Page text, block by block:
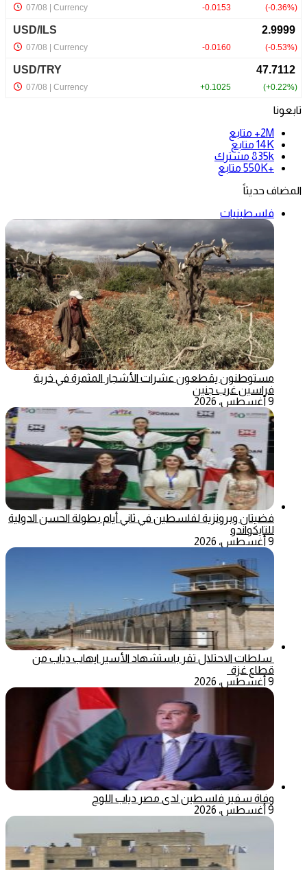
تابعونا
2M+
متابع
14K متابع
835k مشترك
+550K
متابع
المضاف حديثاً
فلسطينيات
مستوطنون يقطعون عشرات الأشجار المثمرة في خربة
فراسين غرب جنين
9 أغسطس، 2026
فضيتان وبرونزية لفلسطين في ثاني أيام بطولة الحسن الدولية
للتايكواندو
9 أغسطس، 2026
سلطات الاحتلال تقر باستشهاد الأسير ايهاب دياب من
قطاع غزة
9 أغسطس، 2026
وفاة سفير فلسطين لدى مصر دياب اللوح
9 أغسطس، 2026